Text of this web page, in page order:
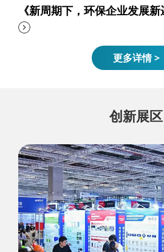
《新周期下，环保企业发展
更多详情 >
创新展区